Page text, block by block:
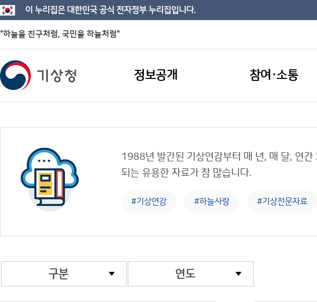
이 누리집은 대한민국 공식 전자정부 누리집입니다.
"하늘을 친구처럼, 국민을 하늘처럼"
정보공개 참여·소통
1988년 발간된 기상연감부터 매 년, 매 달, 연
되는 유용한 자료가 참 많습니다.
#기상연감 #하늘사랑 #기상전문자료
구분 연도